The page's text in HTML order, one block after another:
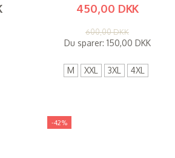
450,00 DKK
600,00 DKK
Du sparer: 150,00 DKK
M XXL 3XL 4XL
-42%